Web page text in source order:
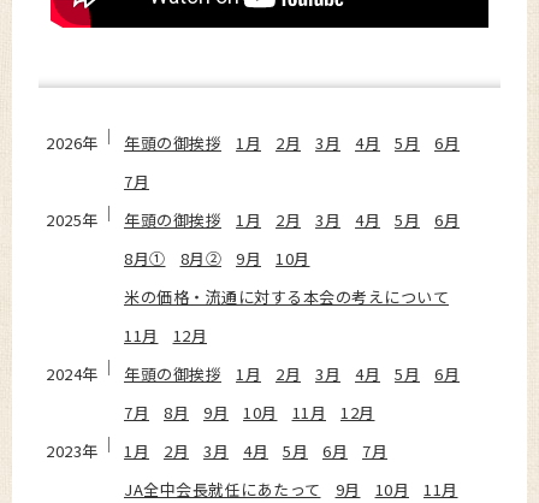
2026年 年頭の御挨拶 1月 2月 3月 4月 5月
6月
7月
2025年
年頭の御挨拶 1月 2月 3月 4月 5月
6月
8月①
8月② 9月
10月
米の価格・流通に対する本会の考えについて
11月
12月
2024年
年頭の御挨拶 1月 2月 3月 4月 5月
6月
7月
8月 9月 10月 11月
12月
2023年
1月 2月 3月 4月 5月 6月
7月
JA全中会長就任にあたって
9月 10月
11月